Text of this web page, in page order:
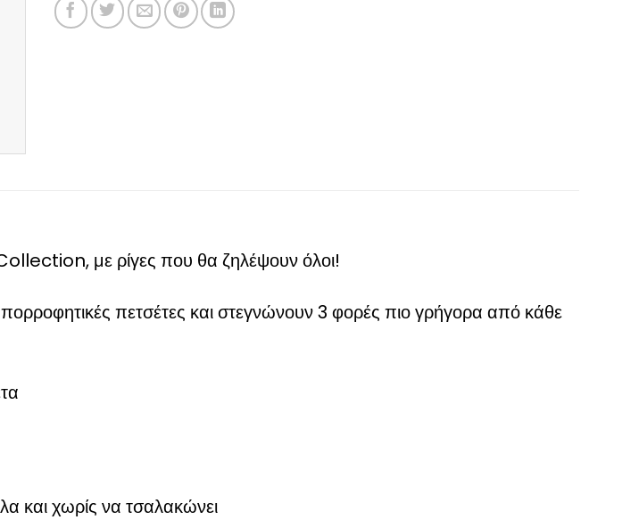
με ρίγες που θα ζηλέψουν όλοι!
πετσέτες και στεγνώνουν 3 φορές πιο γρήγορα από κάθε
και χωρίς να τσαλακώνει